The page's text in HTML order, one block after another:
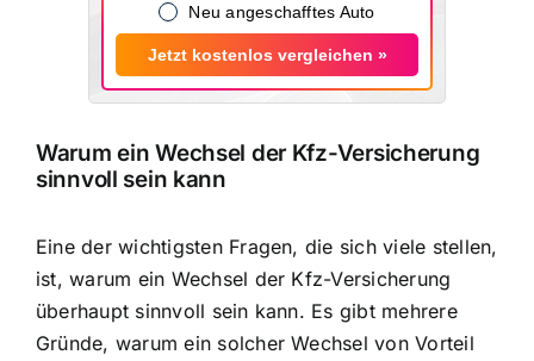
Neu angeschafftes Auto
Jetzt kostenlos vergleichen »
Warum ein Wechsel der Kfz-Versicherung
sinnvoll sein kann
Eine der wichtigsten Fragen, die sich viele stellen,
ist, warum ein Wechsel der Kfz-Versicherung
überhaupt sinnvoll sein kann. Es gibt mehrere
Gründe, warum ein solcher Wechsel von Vorteil